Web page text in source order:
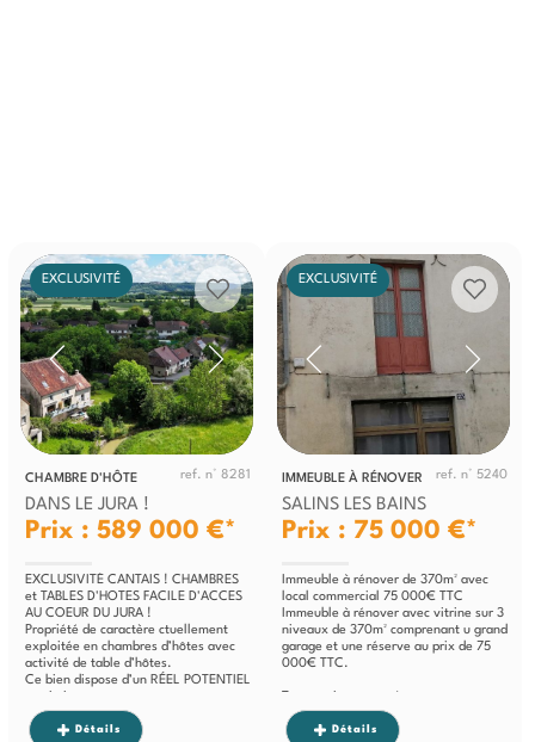
EXCLUSIVITÉ
CHAMBRE D'HÔTE ref. n° 8281
DANS LE JURA !
Prix : 589 000 €*
EXCLUSIVITÉ CANTAIS ! CHAMBRES
et TABLES D'HOTES FACILE D'ACCES
AU COEUR DU JURA !
Propriété de caractère ctuellement
exploitée en chambres d’hôtes avec
activité de table d’hôtes.
Ce bien dispose d’un RÉEL POTENTIEL
Détails
EXCLUSIVITÉ
IMMEUBLE À RÉNOVER ref. n° 5240
SALINS LES BAINS
Prix : 75 000 €*
Immeuble à rénover de 370m² avec
local commercial 75 000€ TTC
Immeuble à rénover avec vitrine sur 3
niveaux de 370m² comprenant u grand
garage et une réserve au prix de 75
000€ TTC.
Détails